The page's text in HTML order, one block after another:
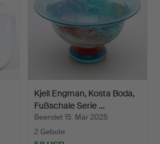
Kjell Engman, Kosta Boda,
Fußschale Serie …
Beendet 15. Mär 2025
2 Gebote